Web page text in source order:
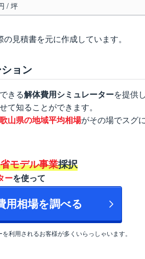
/ 坪
見積書を元に作成しています。
ョン
きる解体費用シミュレーターを提供
知ることができます。
山県の地域平均相場がその場でスグ
モデル事業採択
ーを使って
用相場を調べる
利用されるお客様が多くいらっしゃいます。